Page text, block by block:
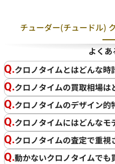
チューダー(チュードル)
よくあ
クロノタイムとはどんな時
クロノタイムの買取相場は
クロノタイムのデザイン的
クロノタイムにはどんなモ
クロノタイムの査定で重視
動かないクロノタイムでも